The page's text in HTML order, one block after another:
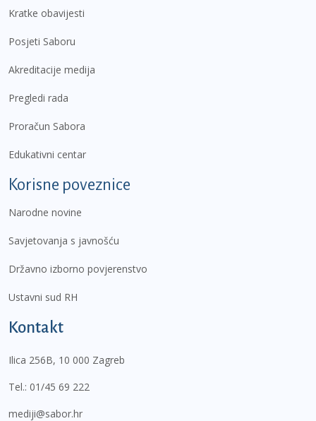
Kratke obavijesti
Posjeti Saboru
Akreditacije medija
Pregledi rada
Proračun Sabora
Edukativni centar
Korisne poveznice
Narodne novine
Savjetovanja s javnošću
Državno izborno povjerenstvo
Ustavni sud RH
Kontakt
Ilica 256B, 10 000 Zagreb
Tel.: 01/45 69 222
mediji@sabor.hr